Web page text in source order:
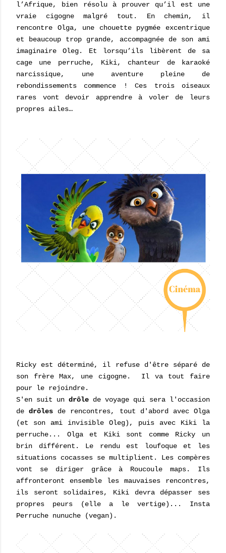
l’Afrique, bien résolu à prouver qu’il est une
vraie cigogne malgré tout. En chemin, il
rencontre Olga, une chouette pygmée excentrique
et beaucoup trop grande, accompagnée de son ami
imaginaire Oleg. Et lorsqu’ils libèrent de sa
cage une perruche, Kiki, chanteur de karaoké
narcissique, une aventure pleine de
rebondissements commence ! Ces trois oiseaux
rares vont devoir apprendre à voler de leurs
propres ailes…
Ricky est déterminé, il refuse d'être séparé de
son frère Max, une cigogne. Il va tout faire
pour le rejoindre.
S'en suit un drôle de voyage qui sera l'occasion
dedrôles de rencontres, tout d'abord avec Olga
(et son ami invisible Oleg), puis avec Kiki la
perruche... Olga et Kiki sont comme Ricky un
brin différent. Le rendu est loufoque et les
situations cocasses se multiplient. Les compères
vont se diriger grâce à Roucoule maps. Ils
affronteront ensemble les mauvaises rencontres,
ils seront solidaires, Kiki devra dépasser ses
propres peurs (elle a le vertige)... Insta
Perruche nunuche (vegan).